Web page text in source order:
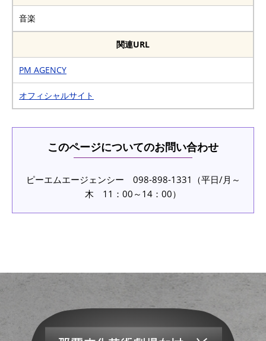
音楽
関連URL
PM AGENCY
オフィシャルサイト
このページについてのお問い合わせ
ピーエムエージェンシー 098-898-1331（平日/月～
木 11：00～14：00）